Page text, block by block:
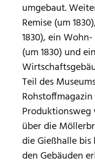
umgebaut.
Remise (um
1830), ein
(um 1830) und
Teil des
Produktionsweg
über die
die Gießhalle
den Gebäuden